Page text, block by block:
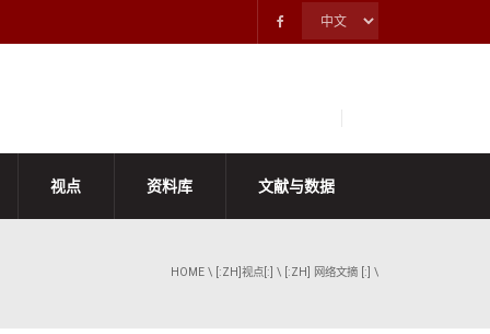
视点 资料库 文献与数据
HOME \ [:ZH]视点[:] \ [:ZH] 网络文摘 [:] \